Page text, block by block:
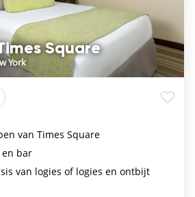
Square
York
van Times Square
bar
van logies of logies en ontbijt